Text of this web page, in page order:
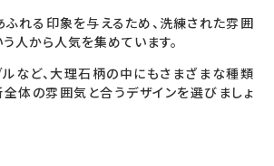
ふれる印象を与えるため、洗練された雰囲
人から人気を集めています。
ルなど、大理石柄の中にもさまざまな種類
全体の雰囲気と合うデザインを選びましょ